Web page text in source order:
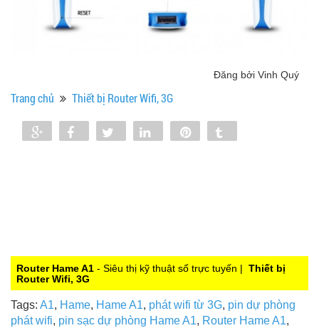
Đăng bởi Vinh Quý
Trang chủ Thiết bị Router Wifi, 3G
Share Share Tweet Share
Router Hame A1 - Siêu thị kỹ thuật số trực tuyến | Thiết bị
Router Wifi, 3G
Tags: A1, Hame, Hame A1, phát wifi từ 3G, pin dự phòng
phát wifi, pin sạc dự phòng Hame A1, Router Hame A1,